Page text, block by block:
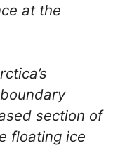
at the
section of
floating ice